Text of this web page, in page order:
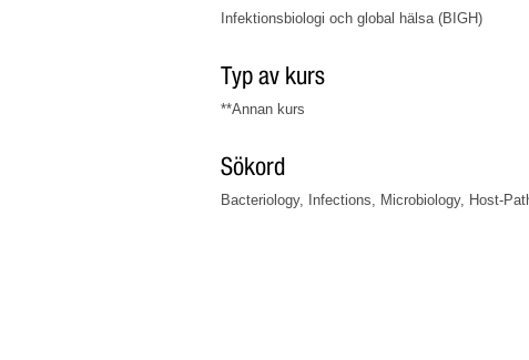
Infektionsbiologi och global hälsa (BIGH)
Typ av kurs
**Annan kurs
Sökord
Bacteriology, Infections, Microbiology, Host-